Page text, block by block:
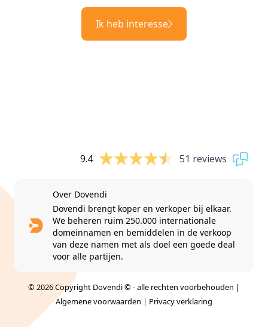
Ik heb interesse
9.4 51 reviews
Over Dovendi
Dovendi brengt koper en verkoper bij elkaar.
We beheren ruim 250.000 internationale
domeinnamen en bemiddelen in de verkoop
van deze namen met als doel een goede deal
voor alle partijen.
© 2026 Copyright Dovendi © - alle rechten voorbehouden |
Algemene voorwaarden | Privacy verklaring